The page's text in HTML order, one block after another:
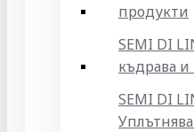
продукти
SEMI DI
къдрава и
SEMI DI